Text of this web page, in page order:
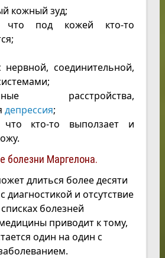
кожный зуд;
что под кожей кто-то
соединительной,
расстройства,
депрессия;
кто-то выползает и
болезни Маргелона.
длиться более десяти
диагностикой и отсутствие
болезней
приводит к тому,
один на один с